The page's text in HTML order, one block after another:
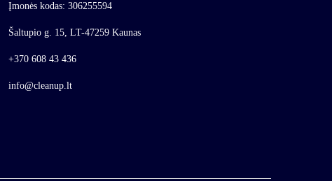
Įmonės kodas: 306255594
Šaltupio g. 15, LT-47259 Kaunas
+370 608 43 436
info@cleanup.lt